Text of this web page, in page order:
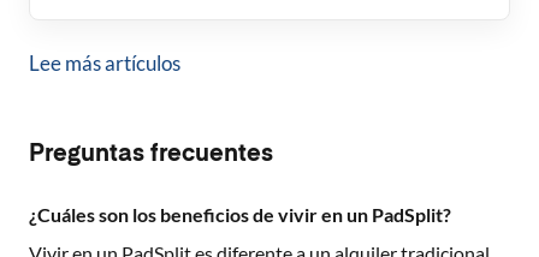
Lee más artículos
Preguntas frecuentes
¿Cuáles son los beneficios de vivir en un PadSplit?